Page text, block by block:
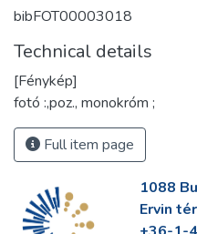
bibFOT00003018
Technical details
[Fénykép]
fotó :,poz., monokróm ;
Full item page
1088
Ervin